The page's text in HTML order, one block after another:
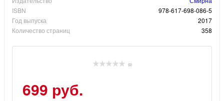
ISBN
978-617-698-086-5
Год выпуска
2017
Количество страниц
358
(0)
699 руб.